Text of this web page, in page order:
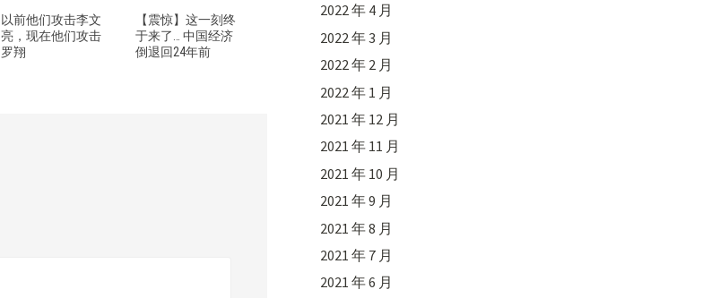
以前他们攻击李文
亮，现在他们攻击
罗翔
【震惊】这一刻终
于来了… 中国经济
倒退回24年前
2022 年 4 月
2022 年 3 月
2022 年 2 月
2022 年 1 月
2021 年 12 月
2021 年 11 月
2021 年 10 月
2021 年 9 月
2021 年 8 月
2021 年 7 月
2021 年 6 月